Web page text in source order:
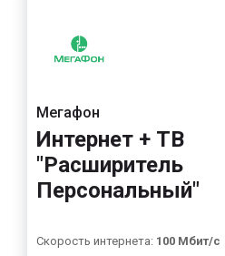
Мегафон
Интернет + ТВ
"Расширитель
Персональный"
Скорость интернета: 100 Мбит/с